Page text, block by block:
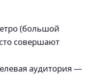
(большой
совершают
аудитория —